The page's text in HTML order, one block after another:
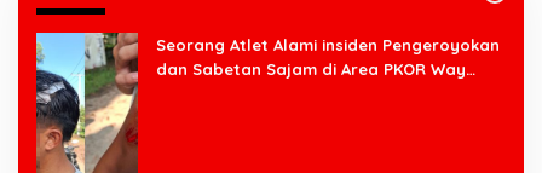
Seorang Atlet Alami insiden Pengeroyokan
dan Sabetan Sajam di Area PKOR Way